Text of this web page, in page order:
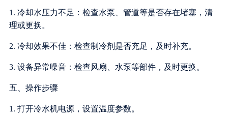
1. 冷却水压力不足：检查水泵、管道等是否存在堵塞，清
理或更换。
2. 冷却效果不佳：检查制冷剂是否充足，及时补充。
3. 设备异常噪音：检查风扇、水泵等部件，及时更换。
五、操作步骤
1. 打开冷水机电源，设置温度参数。